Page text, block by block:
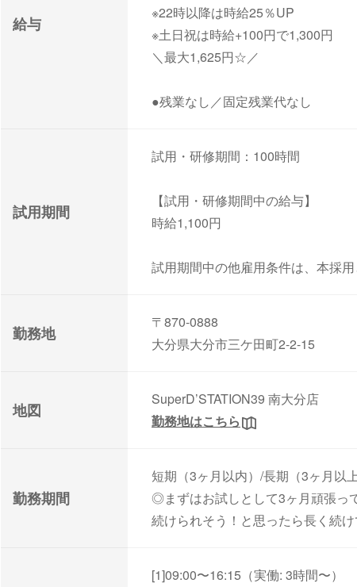
給与
※22時以降は時給25％UP
※土日祝は時給+100円で1,300円
＼最大1,625円☆／
●残業なし／固定残業代なし
試用期間
試用・研修期間：100時間
【試用・研修期間中の給与】
時給1,100円
試用期間中の他雇用条件は、本採
勤務地
〒870-0888
大分県大分市三ケ田町2-2-15
地図
SuperD’STATION39 南大分店
勤務地はこちら
勤務期間
短期（3ヶ月以内）/長期（3ヶ月以
◎まずはお試しとして3ヶ月頑張っ
続けられそう！と思ったら長く続
[1]09:00〜16:15（実働: 3時間〜）